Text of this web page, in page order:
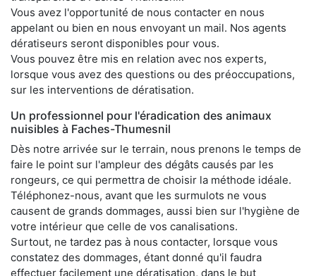
Vous avez l'opportunité de nous contacter en nous
appelant ou bien en nous envoyant un mail. Nos agents
dératiseurs seront disponibles pour vous.
Vous pouvez être mis en relation avec nos experts,
lorsque vous avez des questions ou des préoccupations,
sur les interventions de dératisation.
Un professionnel pour l'éradication des animaux
nuisibles à Faches-Thumesnil
Dès notre arrivée sur le terrain, nous prenons le temps de
faire le point sur l'ampleur des dégâts causés par les
rongeurs, ce qui permettra de choisir la méthode idéale.
Téléphonez-nous, avant que les surmulots ne vous
causent de grands dommages, aussi bien sur l'hygiène de
votre intérieur que celle de vos canalisations.
Surtout, ne tardez pas à nous contacter, lorsque vous
constatez des dommages, étant donné qu'il faudra
effectuer facilement une dératisation, dans le but